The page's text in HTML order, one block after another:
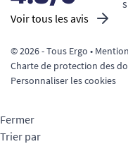
Voir tous les avis
© 2026 - Tous Ergo •
Charte de protection des
Personnaliser les cookies
Fermer
Trier par